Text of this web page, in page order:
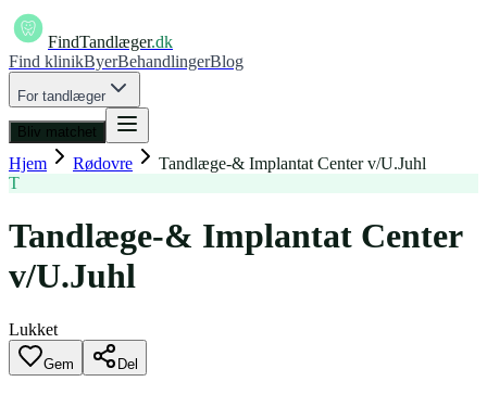
FindTandlæger.dk
Find klinikByerBehandlingerBlog
For tandlæger
Bliv matchet
Hjem Rødovre
Tandlæge-& Implantat Center v/U.Juhl
T
Tandlæge-& Implantat Center
v/U.Juhl
Lukket
Gem Del